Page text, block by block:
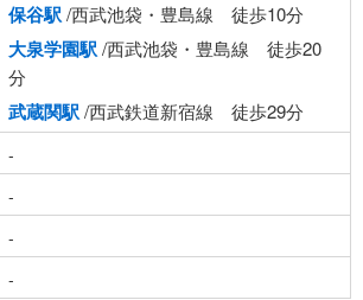
保谷駅/西武池袋・豊島線 徒歩10分
大泉学園駅/西武池袋・豊島線 徒歩20
分
武蔵関駅/西武鉄道新宿線 徒歩29分
-
-
-
-